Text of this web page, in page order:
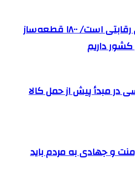
بازار قطعه‌سازی رقابتی است/ ۱۸۰۰ قطعه‌ساز
داریم
در مبدأ پیش از حمل کالا
و جهادی به مردم باید